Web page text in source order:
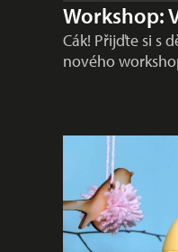
Workshop:
Cák! Přijďte si s
nového